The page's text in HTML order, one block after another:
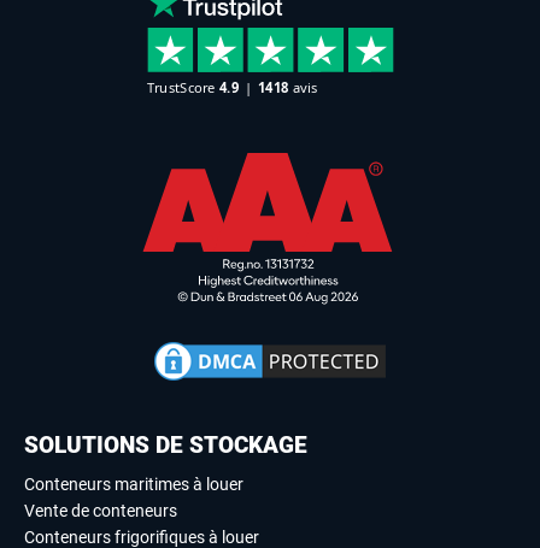
SOLUTIONS DE STOCKAGE
Conteneurs maritimes à louer
Vente de conteneurs
Conteneurs frigorifiques à louer